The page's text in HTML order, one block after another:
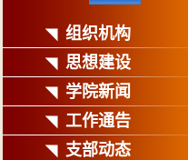
◥ 组织机构
◥ 思想建设
◥ 学院新闻
◥ 工作通告
◥ 支部动态